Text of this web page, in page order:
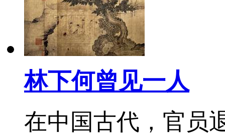
林下何曾见一人
在中国古代，官员